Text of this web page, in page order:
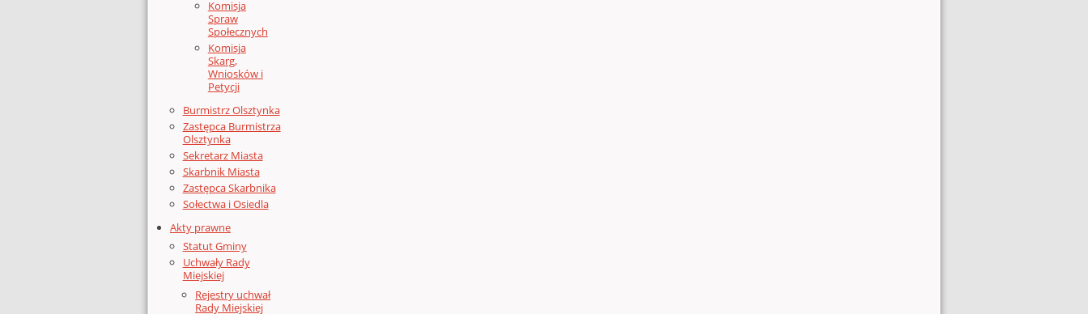
Komisja
Spraw
Społecznych
Komisja
Skarg,
Wniosków i
Petycji
Burmistrz Olsztynka
Zastępca Burmistrza
Olsztynka
Sekretarz Miasta
Skarbnik Miasta
Zastępca Skarbnika
Sołectwa i Osiedla
Akty prawne
Statut Gminy
Uchwały Rady
Miejskiej
Rejestry uchwał
Rady Miejskiej